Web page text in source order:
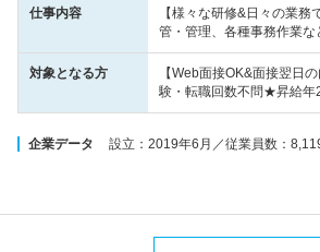
仕事内容
【様々な研修&日々の業
管・管理、各種事務作業な
対象となる方
【Web面接OK&面接翌日
験・転職回数不問★昇給年
企業データ 設立：2019年6月／従業員数：